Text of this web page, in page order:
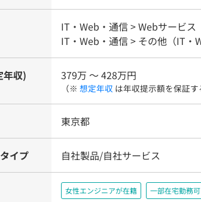
IT・Web・通信 > Webサービス
IT・Web・通信 > その他（IT・
年収) 379万 〜 428万円
（※ 想定年収 は年収提示額を保証す
東京都
イプ 自社製品/自社サービス
女性エンジニアが在籍 一部在宅勤務可